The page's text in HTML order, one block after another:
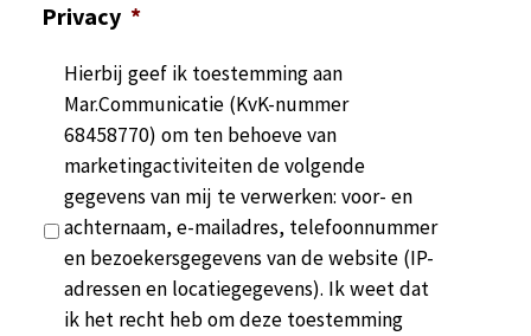
Privacy *
Hierbij geef ik toestemming aan
Mar.Communicatie (KvK-nummer
68458770) om ten behoeve van
marketingactiviteiten de volgende
gegevens van mij te verwerken: voor- en
achternaam, e-mailadres, telefoonnummer
en bezoekersgegevens van de website (IP-
adressen en locatiegegevens). Ik weet dat
ik het recht heb om deze toestemming